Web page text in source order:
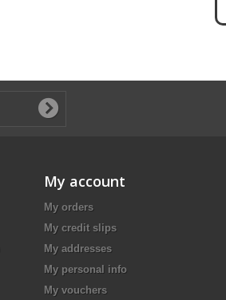
My account
My orders
My credit slips
My addresses
My personal info
My vouchers